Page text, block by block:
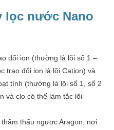
lọc nước Nano
đổi ion (thường là lõi số 1 –
trao đổi ion là lõi Cation) và
tính (thường là lõi số 1, số 2
và clo có thể làm tắc lõi
thấu ngược Aragon, nơi